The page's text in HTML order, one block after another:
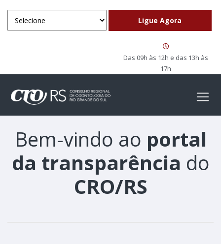
Das 09h às 12h e das 13h às
17h
Bem-vindo ao portal
da transparência do
CRO/RS